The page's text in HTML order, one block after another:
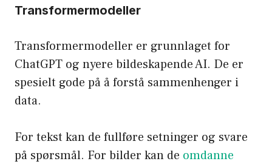
Transformermodeller
Transformermodeller er grunnlaget for
ChatGPT og nyere bildeskapende AI. De er
spesielt gode på å forstå sammenhenger i
data.
For tekst kan de fullføre setninger og svare
på spørsmål. For bilder kan de omdanne